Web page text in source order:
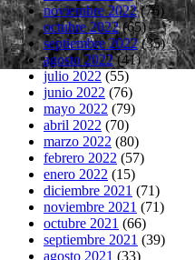
noviembre 2022(76)
octubre 2022(65)
septiembre 2022(35)
agosto 2022(41)
julio 2022 (55)
junio 2022 (76)
mayo 2022 (79)
abril 2022 (70)
marzo 2022 (80)
febrero 2022 (57)
enero 2022 (15)
diciembre 2021 (71)
noviembre 2021 (71)
octubre 2021 (66)
septiembre 2021 (39)
agosto 2021 (33)